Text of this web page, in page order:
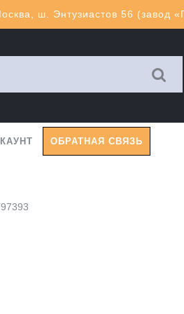
ш. Энтузиастов 56 (завод
ОБРАТНАЯ СВЯЗЬ